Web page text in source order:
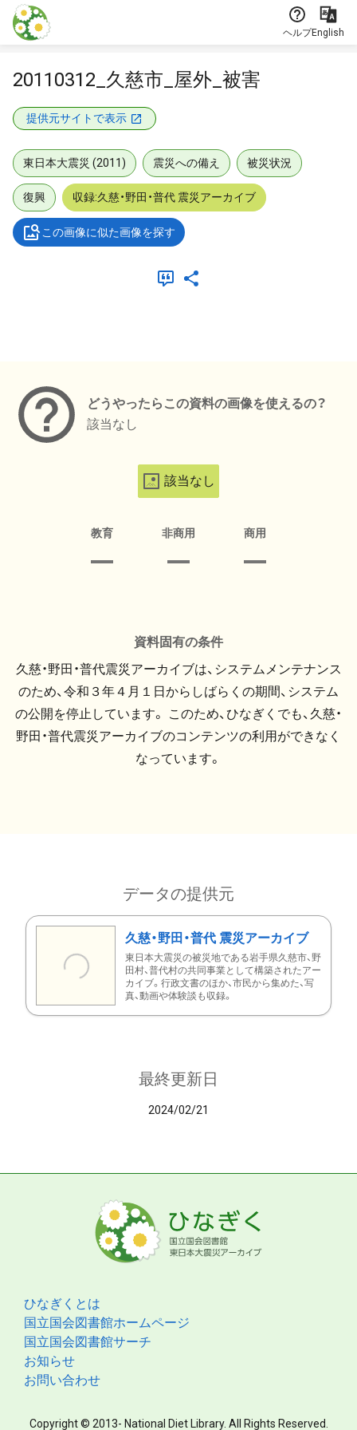
本文に飛ぶ
ヘルプEnglish
20110312_久慈市_屋外_被害
提供元サイトで表示
東日本大震災 (2011) 震災への備え 被災状況
復興 収録:久慈・野田・普代 震災アーカイブ
この画像に似た画像を探す
どうやったらこの資料の画像を使えるの？
該当なし
該当なし
教育 非商用 商用
資料固有の条件
久慈・野田・普代震災アーカイブは、システムメンテナンス
のため、令和３年４月１日からしばらくの期間、システム
の公開を停止しています。 このため、ひなぎくでも、久慈・
野田・普代震災アーカイブのコンテンツの利用ができなく
なっています。
データの提供元
久慈・野田・普代 震災アーカイブ
東日本大震災の被災地である岩手県久慈市、野
田村、普代村の共同事業として構築されたアー
カイブ。行政文書のほか、市民から集めた、写
真、動画や体験談も収録。
最終更新日
2024/02/21
ひなぎくとは
国立国会図書館ホームページ
国立国会図書館サーチ
お知らせ
お問い合わせ
Copyright © 2013- National Diet Library. All Rights Reserved.